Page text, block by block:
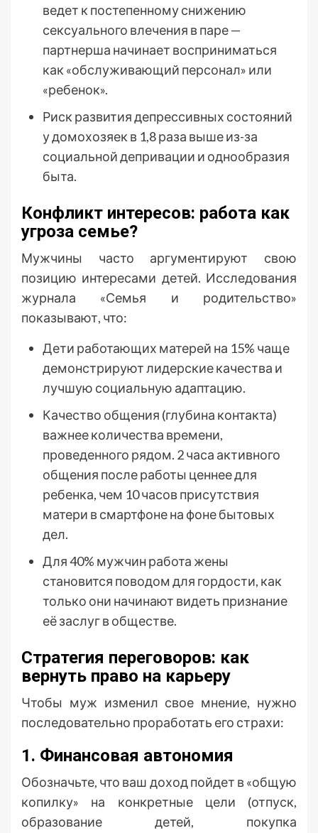
ведет к постепенному снижению
сексуального влечения в паре —
партнерша начинает восприниматься
как «обслуживающий персонал» или
«ребенок».
Риск развития депрессивных состояний
у домохозяек в 1,8 раза выше из-за
социальной депривации и однообразия
быта.
Конфликт интересов: работа как
угроза семье?
Мужчины часто аргументируют свою
позицию интересами детей. Исследования
журнала «Семья и родительство»
показывают, что:
Дети работающих матерей на 15% чаще
демонстрируют лидерские качества и
лучшую социальную адаптацию.
Качество общения (глубина контакта)
важнее количества времени,
проведенного рядом. 2 часа активного
общения после работы ценнее для
ребенка, чем 10 часов присутствия
матери в смартфоне на фоне бытовых
дел.
Для 40% мужчин работа жены
становится поводом для гордости, как
только они начинают видеть признание
её заслуг в обществе.
Стратегия переговоров: как
вернуть право на карьеру
Чтобы муж изменил свое мнение, нужно
последовательно проработать его страхи:
1. Финансовая автономия
Обозначьте, что ваш доход пойдет в «общую
копилку» на конкретные цели (отпуск,
образование детей, покупка